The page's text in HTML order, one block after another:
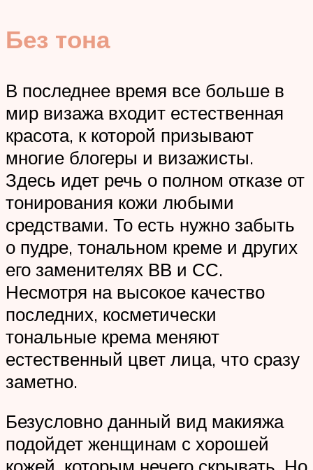
Без тона
В последнее время все больше в
мир визажа входит естественная
красота, к которой призывают
многие блогеры и визажисты.
Здесь идет речь о полном отказе от
тонирования кожи любыми
средствами. То есть нужно забыть
о пудре, тональном креме и других
его заменителях ВВ и СС.
Несмотря на высокое качество
последних, косметически
тональные крема меняют
естественный цвет лица, что сразу
заметно.
Безусловно данный вид макияжа
подойдет женщинам с хорошей